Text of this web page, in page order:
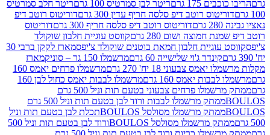
175 גרם
ריטר לבן סמרטיס 100 גרם
ריטר חלב סמרטיס
רוטב דיפ סלסה חריף עדין 300 גרם
דוריטוס רוטב דיפ
דוריטוס רוטב דיפ סלסה חריף 300 גרם
דוריטוס
חמוצה ושום 280 גרם
קווסט עוגיית חלבון שוקולד
עוגיית חלבון חמאת בוטנים שוקולד צ'יפס
מארז לקקן ברבי 30
קינדר ג'וי שלישייה 60 גרם
מרשמלו 150 גר – סוניק
מארז
צבעוני 18 יח' 270 גרם
מרשמלו פרחים יאמס 160
יאמס 160 גרם
מרשמלו לבבות יאמס כחול לבן 160
ממתק מרשמלו פרחים צבעוני בטעם תות וניל 500 גרם
ממתק מרשמלו לבבות ורוד לבן בטעם תות וניל 500 גרם
ממתק מרשמלו מסולסל BOULOSתכלת לבן בטעם תות וניל
ממתק מרשמלו מסולסל BOULOSורוד לבן בטעם תות וניל 500